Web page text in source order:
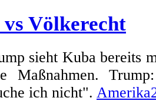
Völkerecht
sieht Kuba bereits
Maßnahmen.
ich nicht".